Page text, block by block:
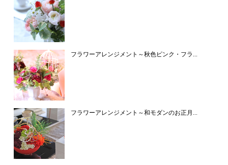
フラワーアレンジメント～秋色ピンク・フラ...
フラワーアレンジメント～和モダンのお正月...